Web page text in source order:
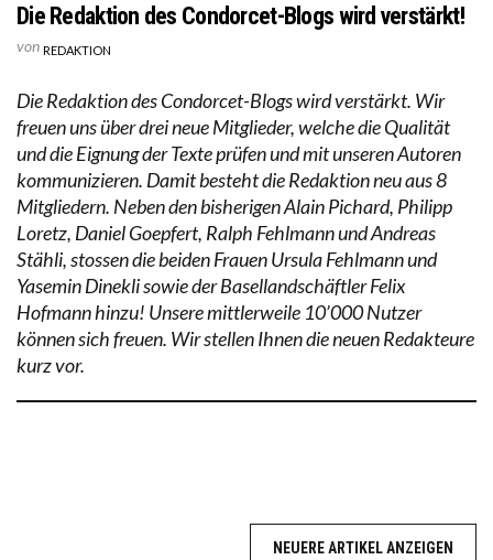
Die Redaktion des Condorcet-Blogs wird verstärkt!
von REDAKTION
Die Redaktion des Condorcet-Blogs wird verstärkt. Wir
freuen uns über drei neue Mitglieder, welche die Qualität
und die Eignung der Texte prüfen und mit unseren Autoren
kommunizieren. Damit besteht die Redaktion neu aus 8
Mitgliedern. Neben den bisherigen Alain Pichard, Philipp
Loretz, Daniel Goepfert, Ralph Fehlmann und Andreas
Stähli, stossen die beiden Frauen Ursula Fehlmann und
Yasemin Dinekli sowie der Basellandschäftler Felix
Hofmann hinzu! Unsere mittlerweile 10’000 Nutzer
können sich freuen. Wir stellen Ihnen die neuen Redakteure
kurz vor.
NEUERE ARTIKEL ANZEIGEN